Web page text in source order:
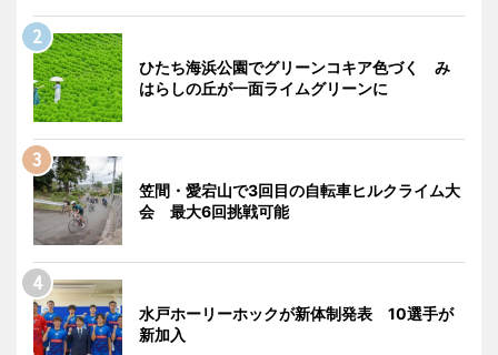
ひたち海浜公園でグリーンコキア色づく み
はらしの丘が一面ライムグリーンに
笠間・愛宕山で3回目の自転車ヒルクライム大
会 最大6回挑戦可能
水戸ホーリーホックが新体制発表 10選手が
新加入